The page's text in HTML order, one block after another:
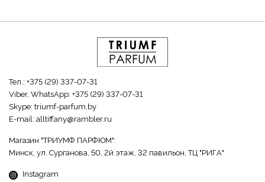
Тел.: +375 (29) 337-07-31
Viber, WhatsApp: +375 (29) 337-07-31
Skype: triumf-parfum.by
E-mail: alltiffany@rambler.ru
Магазин "ТРИУМФ ПАРФЮМ":
Минск, ул. Сурганова, 50, 2й этаж, 32 павильон, ТЦ "РИГА"
Instagram